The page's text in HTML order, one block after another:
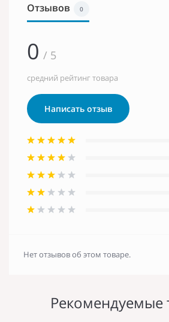
Отзывов 0
0 / 5
средний рейтинг товара
Написать отзыв
Нет отзывов об этом товаре.
Рекомендуемые